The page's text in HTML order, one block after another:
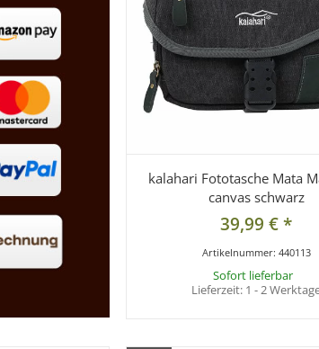
kalahari Fototasche Mata
canvas schwarz
39,99 €*
Artikelnummer: 440113
Sofort lieferbar
Lieferzeit: 1 - 2